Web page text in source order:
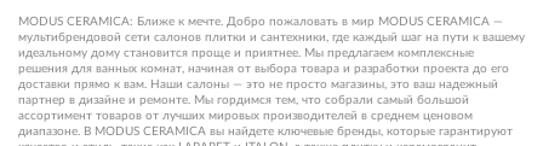
MODUS CERAMICA: Ближе к мечте. Добро пожаловать в мир MODUS CERAMICA —
мультибрендовой сети салонов плитки и сантехники, где каждый шаг на пути к вашему
идеальному дому становится проще и приятнее. Мы предлагаем комплексные
решения для ванных комнат, начиная от выбора товара и разработки проекта до его
доставки прямо к вам. Наши салоны — это не просто магазины, это ваш надежный
партнер в дизайне и ремонте. Мы гордимся тем, что собрали самый большой
ассортимент товаров от лучших мировых производителей в среднем ценовом
диапазоне. В MODUS CERAMICA вы найдете ключевые бренды, которые гарантируют